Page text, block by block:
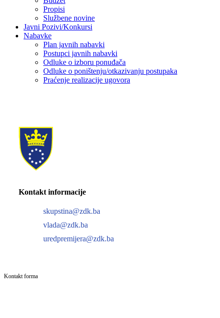
Propisi
Službene novine
Javni Pozivi/Konkursi
Nabavke
Plan javnih nabavki
Postupci javnih nabavki
Odluke o izboru ponuđača
Odluke o poništenju/otkazivanju postupaka
Praćenje realizacije ugovora
Kontakt informacije
skupstina@zdk.ba
vlada@zdk.ba
uredpremijera@zdk.ba
Kontakt forma